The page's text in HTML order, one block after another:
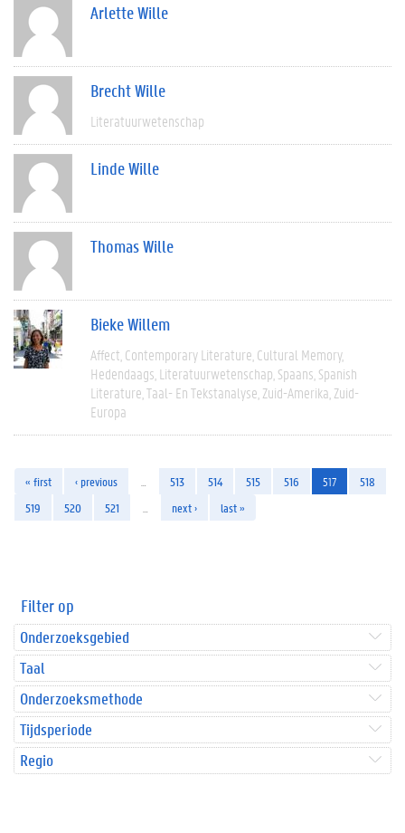
Arlette Wille
Brecht Wille
Literatuurwetenschap
Linde Wille
Thomas Wille
Bieke Willem
Affect Contemporary Literature Cultural Memory
Hedendaags Literatuurwetenschap Spaans Spanish
Literature Taal- En Tekstanalyse Zuid-Amerika Zuid-
Europa
« first ‹ previous 513 514 515 516 517
518
519
520 521 next › last »
Filter op
Onderzoeksgebied
Taal
Onderzoeksmethode
Tijdsperiode
Regio